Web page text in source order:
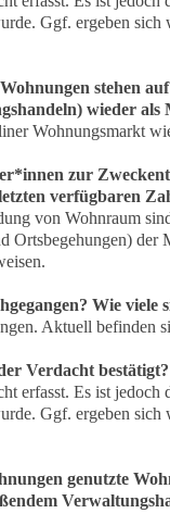
Ggf. ergeben sich
stehen
wieder
Wohnungsmarkt
zur
verfügbaren
von Wohnraum
Ortsbegehungen) der
Wie viele
Aktuell befinden
Verdacht bestätigt?
erfasst. Es ist jedoch
Ggf. ergeben sich
genutzte